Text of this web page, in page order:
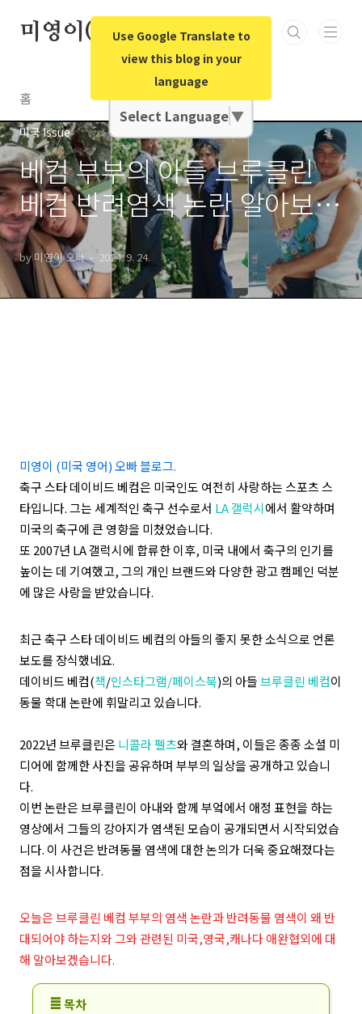
Use Google Translate to
view this blog in your
language
Google Translate
Select Language▼
미영이(미국영어)오빠
홈
미국 Issue
베컴 부부의 아들 브루클린
베컴 반려염색 논란 알아보
기/영국 미국 캐나다 애완협
회 알아보기
by 미영이 오빠 2024. 9. 24.
미영이 (미국 영어) 오빠 블로그.
축구 스타 데이비드 베컴은 미국인도 여전히 사랑하는 스포츠 스
타입니다. 그는 세계적인 축구 선수로서 LA 갤럭시에서 활약하며
미국의 축구에 큰 영향을 미쳤었습니다.
또 2007년 LA 갤럭시에 합류한 이후, 미국 내에서 축구의 인기를
높이는 데 기여했고, 그의 개인 브랜드와 다양한 광고 캠페인 덕분
에 많은 사랑을 받았습니다.
최근 축구 스타 데이비드 베컴의 아들의 좋지 못한 소식으로 언론
보도를 장식했네요.
데이비드 베컴(책/인스타그램/페이스북)의 아들브루클린 베컴이
동물 학대 논란에 휘말리고 있습니다.
2022년 브루클린은 니콜라 펠츠와 결혼하며, 이들은 종종 소셜 미
디어에 함께한 사진을 공유하며 부부의 일상을 공개하고 있습니
다.
이번 논란은 브루클린이 아내와 함께 부엌에서 애정 표현을 하는
영상에서 그들의 강아지가 염색된 모습이 공개되면서 시작되었습
니다. 이 사건은 반려동물 염색에 대한 논의가 더욱 중요해졌다는
점을 시사합니다.
오늘은 브루클린 베컴 부부의 염색 논란과 반려동물 염색이 왜 반
대되어야 하는지와 그와 관련된 미국,영국,캐나다 애완협외에 대
해 알아보겠습니다.
≣목차